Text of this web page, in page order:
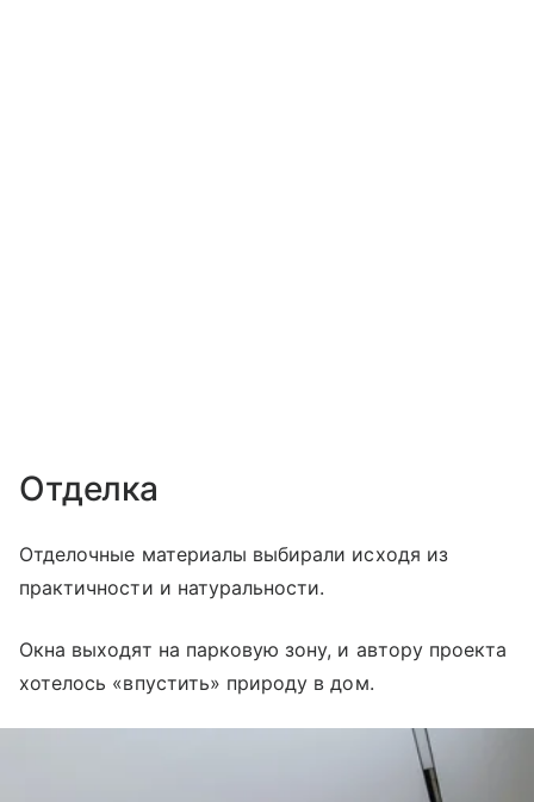
Отделка
Отделочные материалы выбирали исходя из
практичности и натуральности.
Окна выходят на парковую зону, и автору проекта
хотелось «впустить» природу в дом.